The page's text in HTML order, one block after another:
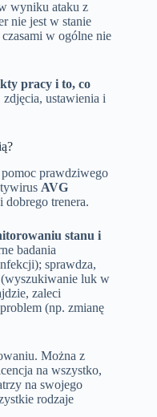
wyniku ataku z
nie jest w stanie
w ogólne nie
pracy i to, co
ustawienia i
pomoc prawdziwego
AVG
dobrego trenera.
stanu i
badania
sprawdza,
(wyszukiwanie luk w
zaleci
(np. zmianę
Można z
na wszystko,
na swojego
rodzaje